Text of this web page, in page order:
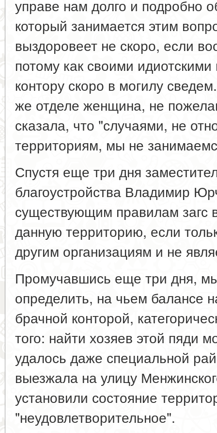
управе нам долго и подробно
который занимается этим
выздоровеет не скоро, если
потому как своими
контору скоро в могилу
же отделе женщина, не
сказала, что "случаями, не
территориям, мы не
Спустя еще три дня
благоустройства Владимир
существующим правилам загс
данную территорию, если
другим организациям и не
Промучавшись еще три дня,
определить, на чьем балансе
брачной конторой,
того: найти хозяев этой пяди
удалось даже специальной
выезжала на улицу
установили состояние
"неудовлетворительное".